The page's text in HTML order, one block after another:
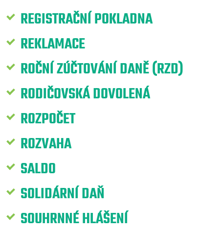
REGISTRAČNÍ POKLADNA
REKLAMACE
ROČNÍ ZÚČTOVÁNÍ DANĚ (RZD)
RODIČOVSKÁ DOVOLENÁ
ROZPOČET
ROZVAHA
SALDO
SOLIDÁRNÍ DAŇ
SOUHRNNÉ HLÁŠENÍ